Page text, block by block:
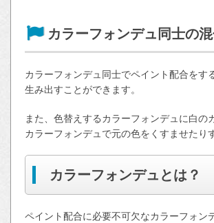
カラーフォンデュ同士の
カラーフォンデュ同士でペイント配合を
生み出すことができます。
また、色替えするカラーフォンデュに白
カラーフォンデュで元の色をくすませたり
カラーフォンデュとは？
ペイント配合に必要不可欠なカラーフォン